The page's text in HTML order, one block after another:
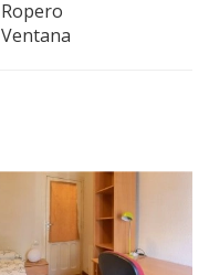
Ropero
Ventana